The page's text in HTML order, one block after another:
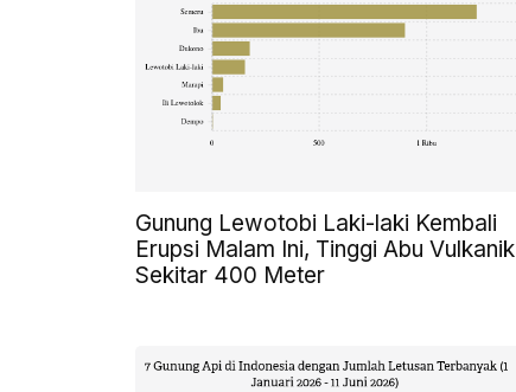
Gunung Lewotobi Laki-laki Kembali
Erupsi Malam Ini, Tinggi Abu Vulkanik
Sekitar 400 Meter